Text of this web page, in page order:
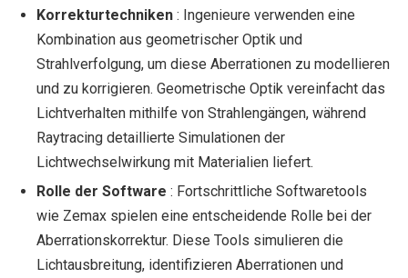
Korrekturtechniken : Ingenieure verwenden eine
Kombination aus geometrischer Optik und
Strahlverfolgung, um diese Aberrationen zu modellieren
und zu korrigieren. Geometrische Optik vereinfacht das
Lichtverhalten mithilfe von Strahlengängen, während
Raytracing detaillierte Simulationen der
Lichtwechselwirkung mit Materialien liefert.
Rolle der Software : Fortschrittliche Softwaretools
wie Zemax spielen eine entscheidende Rolle bei der
Aberrationskorrektur. Diese Tools simulieren die
Lichtausbreitung, identifizieren Aberrationen und